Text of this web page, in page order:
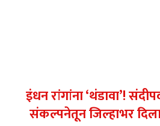
इंधन रांगांना ‘थंडावा’!
संकल्पनेतून जिल्हाभर